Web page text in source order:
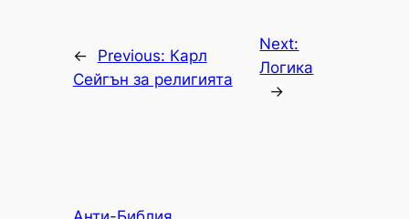
← Previous: Карл
Сейгън за религията
Next:
Логика
→